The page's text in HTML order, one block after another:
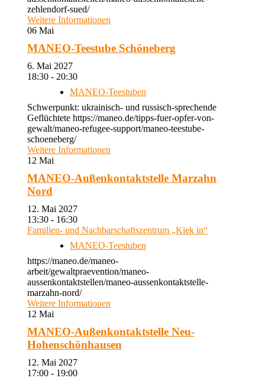
zehlendorf-sued/
Weitere Informationen
06 Mai
MANEO-Teestube Schöneberg
6. Mai 2027
18:30 - 20:30
MANEO-Teestuben
Schwerpunkt: ukrainisch- und russisch-sprechende
Geflüchtete https://maneo.de/tipps-fuer-opfer-von-
gewalt/maneo-refugee-support/maneo-teestube-
schoeneberg/
Weitere Informationen
12 Mai
MANEO-Außenkontaktstelle Marzahn
Nord
12. Mai 2027
13:30 - 16:30
Familien- und Nachbarschaftszentrum „Kiek in“
MANEO-Teestuben
https://maneo.de/maneo-
arbeit/gewaltpraevention/maneo-
aussenkontaktstellen/maneo-aussenkontaktstelle-
marzahn-nord/
Weitere Informationen
12 Mai
MANEO-Außenkontaktstelle Neu-
Hohenschönhausen
12. Mai 2027
17:00 - 19:00